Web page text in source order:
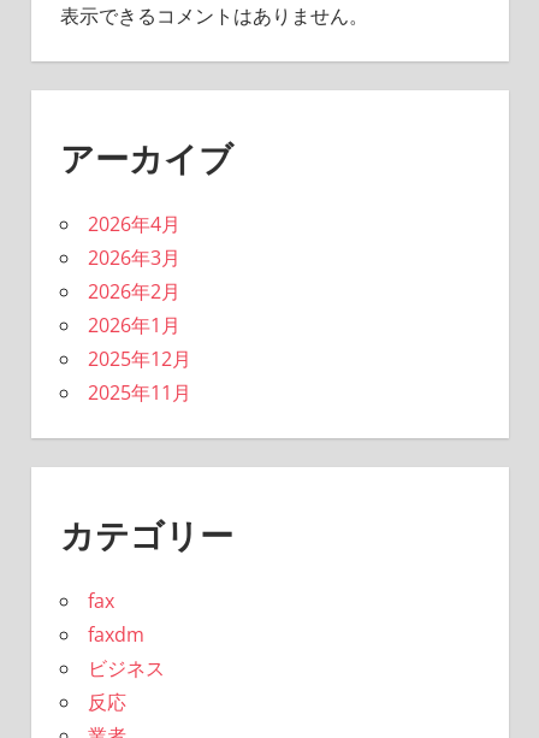
表示できるコメントはありません。
アーカイブ
2026年4月
2026年3月
2026年2月
2026年1月
2025年12月
2025年11月
カテゴリー
fax
faxdm
ビジネス
反応